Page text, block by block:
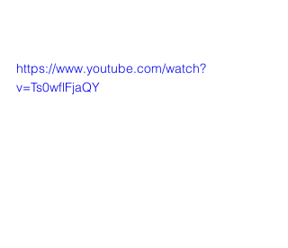
https://www.youtube.com/watch?
v=Ts0wflFjaQY